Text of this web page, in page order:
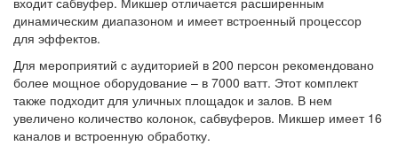
динамическим диапазоном и имеет встроенный процессор
для эффектов.
Для мероприятий с аудиторией в 200 персон рекомендовано
более мощное оборудование – в 7000 ватт. Этот комплект
также подходит для уличных площадок и залов. В нем
увеличено количество колонок, сабвуферов. Микшер имеет 16
каналов и встроенную обработку.